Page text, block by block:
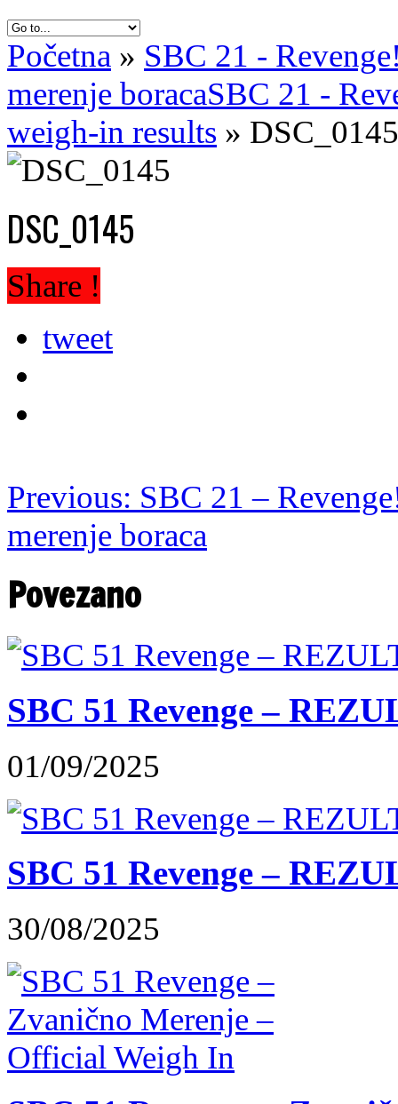
Početna » SBC 21 -
merenje boracaSBC 21 -
weigh-in results » DSC_0145
DSC_0145
Share !
tweet
Previous: SBC 21 –
merenje boraca
Povezano
SBC 51 Revenge –
01/09/2025
SBC 51 Revenge –
30/08/2025